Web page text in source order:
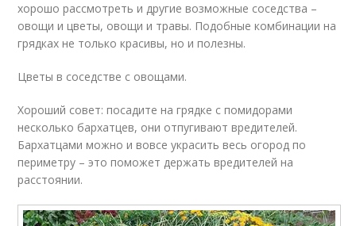
хорошо рассмотреть и другие возможные соседства –
овощи и цветы, овощи и травы. Подобные комбинации на
грядках не только красивы, но и полезны.
Цветы в соседстве с овощами.
Хороший совет: посадите на грядке с помидорами
несколько бархатцев, они отпугивают вредителей.
Бархатцами можно и вовсе украсить весь огород по
периметру – это поможет держать вредителей на
расстоянии.